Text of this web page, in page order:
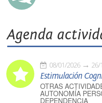
Agenda
08/01/2026 26/
Estimulación
OTRAS
AUTONOMÍA
DEPENDENCIA